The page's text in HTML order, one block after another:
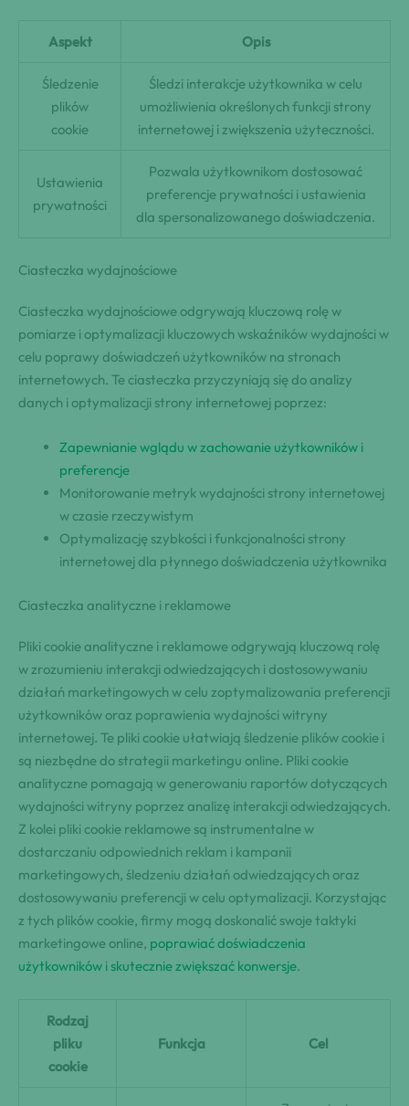
Aspekt Opis
Śledzenie
plików
cookie
Śledzi interakcje użytkownika w celu
umożliwienia określonych funkcji strony
internetowej i zwiększenia użyteczności.
Ustawienia
prywatności
Pozwala użytkownikom dostosować
preferencje prywatności i ustawienia
dla spersonalizowanego doświadczenia.
Ciasteczka wydajnościowe
Ciasteczka wydajnościowe odgrywają kluczową rolę w
pomiarze i optymalizacji kluczowych wskaźników wydajności w
celu poprawy doświadczeń użytkowników na stronach
internetowych. Te ciasteczka przyczyniają się do analizy
danych i optymalizacji strony internetowej poprzez:
Zapewnianie wglądu w zachowanie użytkowników i
preferencje
Monitorowanie metryk wydajności strony internetowej
w czasie rzeczywistym
Optymalizację szybkości i funkcjonalności strony
internetowej dla płynnego doświadczenia użytkownika
Ciasteczka analityczne i reklamowe
Pliki cookie analityczne i reklamowe odgrywają kluczową rolę
w zrozumieniu interakcji odwiedzających i dostosowywaniu
działań marketingowych w celu zoptymalizowania preferencji
użytkowników oraz poprawienia wydajności witryny
internetowej. Te pliki cookie ułatwiają śledzenie plików cookie i
są niezbędne do strategii marketingu online. Pliki cookie
analityczne pomagają w generowaniu raportów dotyczących
wydajności witryny poprzez analizę interakcji odwiedzających.
Z kolei pliki cookie reklamowe są instrumentalne w
dostarczaniu odpowiednich reklam i kampanii
marketingowych, śledzeniu działań odwiedzających oraz
dostosowywaniu preferencji w celu optymalizacji. Korzystając
z tych plików cookie, firmy mogą doskonalić swoje taktyki
marketingowe online, poprawiać doświadczenia
użytkowników i skutecznie zwiększać konwersje.
Rodzaj
pliku
cookie
Funkcja Cel